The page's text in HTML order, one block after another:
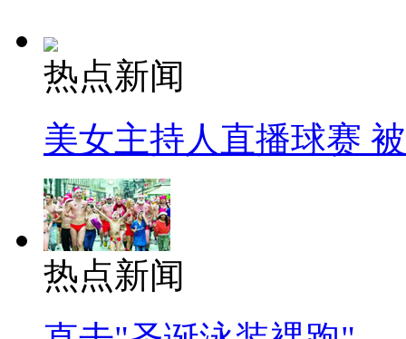
热点新闻
美女主持人直播球赛
热点新闻